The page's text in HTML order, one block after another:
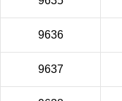
9636
9637